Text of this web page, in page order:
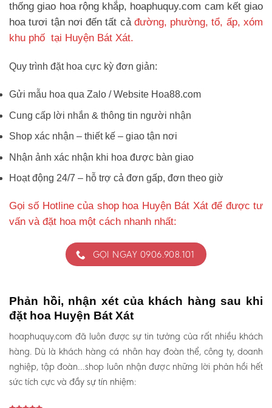
thống giao hoa rộng khắp, hoaphuquy.com cam kết giao
hoa tươi tận nơi đến tất cả đường, phường, tổ, ấp, xóm
khu phố tại Huyện Bát Xát.
Quy trình đặt hoa cực kỳ đơn giản:
Gửi mẫu hoa qua Zalo / Website Hoa88.com
Cung cấp lời nhắn & thông tin người nhận
Shop xác nhận – thiết kế – giao tận nơi
Nhận ảnh xác nhận khi hoa được bàn giao
Hoạt động 24/7 – hỗ trợ cả đơn gấp, đơn theo giờ
Gọi số Hotline của shop hoa Huyện Bát Xát để được tư
vấn và đặt hoa một cách nhanh nhất:
GỌI NGAY 0906.908.101
Phản hồi, nhận xét của khách hàng sau khi
đặt hoa Huyện Bát Xát
hoaphuquy.com đã luôn được sự tin tưởng của rất nhiều khách
hàng. Dù là khách hàng cá nhân hay đoàn thể, công ty, doanh
nghiệp, tập đoàn…shop luôn nhận được những lời phản hồi hết
sức tích cực và đầy sự tín nhiệm: